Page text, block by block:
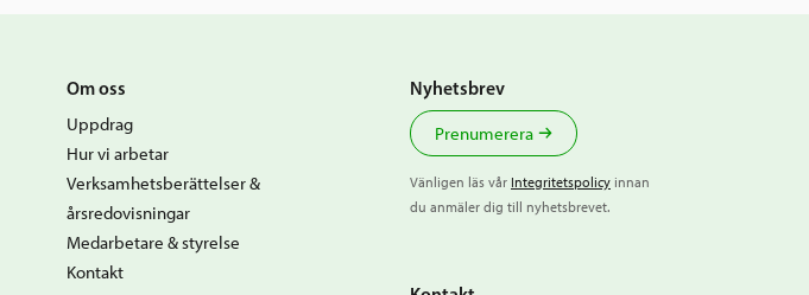
Om oss
Uppdrag
Hur vi arbetar
Verksamhetsberättelser &
årsredovisningar
Medarbetare & styrelse
Kontakt
Nyhetsbrev
Prenumerera
Vänligen läs vår Integritetspolicyinnan
du anmäler dig till nyhetsbrevet.